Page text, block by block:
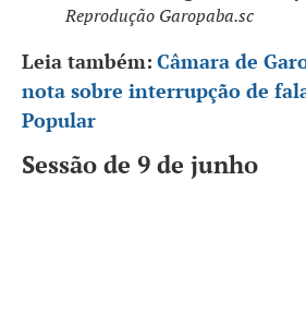
Reprodução Garopaba.sc
Leia também: Câmara de
nota sobre interrupção de
Popular
Sessão de 9 de junho